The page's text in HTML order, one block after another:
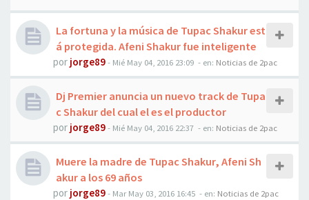
La fortuna y la música de Tupac Shakur est
á protegida. Afeni Shakur fue inteligente
por jorge89- Mié May 04, 2016 23:09 - en: Noticias de 2pac
Dj Premier anuncia un nuevo track de Tupa
c Shakur del cual el es el productor
por jorge89- Mié May 04, 2016 22:37 - en: Noticias de 2pac
Muere la madre de Tupac Shakur, Afeni Sh
akur a los 69 años
por jorge89- Mar May 03, 2016 16:45 - en: Noticias de 2pac